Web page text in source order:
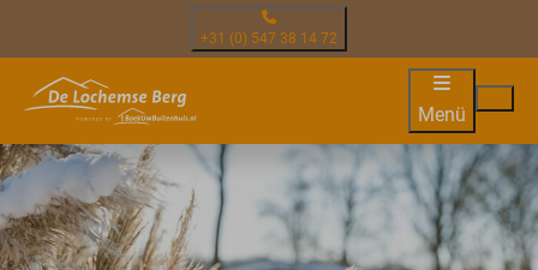
+31 (0) 547 38 14 72
Menü